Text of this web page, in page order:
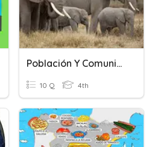
Población Y Comunidad
10 Q 4th